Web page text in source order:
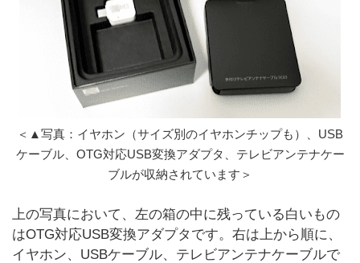
＜▲写真：イヤホン（サイズ別のイヤホンチップも）、USB
ケーブル、OTG対応USB変換アダプタ、テレビアンテナケー
ブルが収納されています＞
上の写真において、左の箱の中に残っている白いもの
はOTG対応USB変換アダプタです。右は上から順に、
イヤホン、USBケーブル、テレビアンテナケーブルで